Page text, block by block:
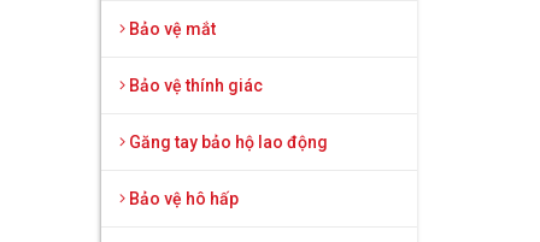
Bảo vệ mắt
Bảo vệ thính giác
Găng tay bảo hộ lao động
Bảo vệ hô hấp